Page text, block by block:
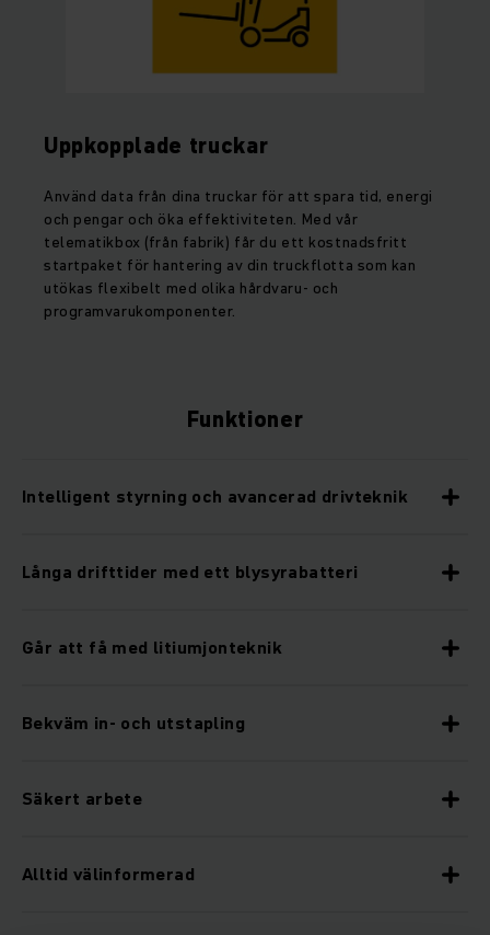
Uppkopplade truckar
Använd data från dina truckar för att spara tid, energi
och pengar och öka effektiviteten. Med vår
telematikbox (från fabrik) får du ett kostnadsfritt
startpaket för hantering av din truckflotta som kan
utökas flexibelt med olika hårdvaru- och
programvarukomponenter.
Funktioner
Intelligent styrning och avancerad drivteknik
Långa drifttider med ett blysyrabatteri
Går att få med litiumjonteknik
Bekväm in- och utstapling
Säkert arbete
Alltid välinformerad